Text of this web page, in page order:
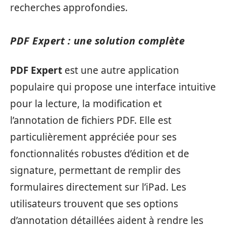
recherches approfondies.
PDF Expert : une solution complète
PDF Expert est une autre application
populaire qui propose une interface intuitive
pour la lecture, la modification et
l’annotation de fichiers PDF. Elle est
particulièrement appréciée pour ses
fonctionnalités robustes d’édition et de
signature, permettant de remplir des
formulaires directement sur l’iPad. Les
utilisateurs trouvent que ses options
d’annotation détaillées aident à rendre les